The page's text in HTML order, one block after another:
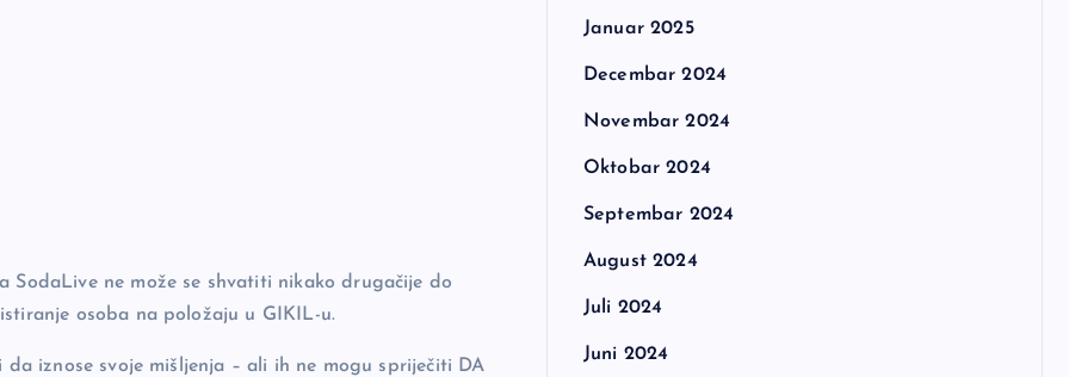
SodaLive ne može se shvatiti nikako drugačije do
osoba na položaju u GIKIL-u.
iznose svoje mišljenja – ali ih ne mogu spriječiti DA
Januar 2025
Decembar 2024
Novembar 2024
Oktobar 2024
Septembar 2024
August 2024
Juli 2024
Juni 2024